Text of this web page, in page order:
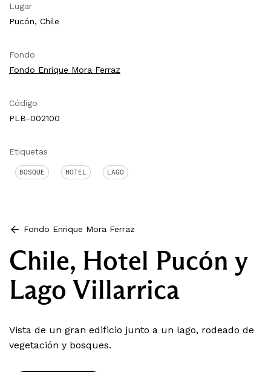
Lugar
Pucón, Chile
Fondo
Fondo Enrique Mora Ferraz
Código
PLB-002100
Etiquetas
BOSQUE HOTEL LAGO
Fondo Enrique Mora Ferraz
Chile, Hotel Pucón y
Lago Villarrica
Vista de un gran edificio junto a un lago, rodeado de
vegetación y bosques.